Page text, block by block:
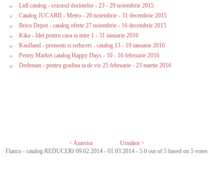
Lidl catalog - sezonul dorintelor - 23 - 29 noiembrie 2015
Catalog JUCARII - Metro - 26 noiembrie - 31 decembrie 2015
Brico Depot - catalog oferte 27 noiembrie - 16 decembrie 2015
Kika - Idei pentru casa ta intre 1 - 31 ianuarie 2016
Kaufland - promotii si reduceri - catalog 13 - 19 ianuarie 2016
Penny Market catalog Happy Days - 10 - 16 februarie 2016
Dedeman - pentru gradina ta de vis 25 februarie - 23 martie 2016
< Anterior
Următor >
Flanco - catalog REDUCERI 09.02.2014 - 01.03.2014 -5.0 out of5 based on5 votes